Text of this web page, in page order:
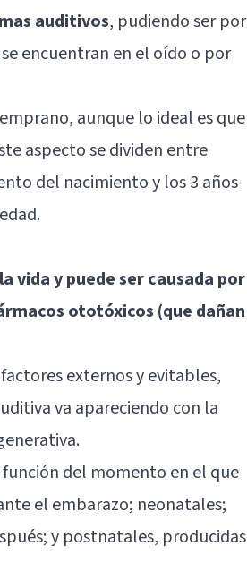
auditivos, pudiendo ser por
encuentran en el oído o por
aunque lo ideal es que
aspecto se dividen entre
del nacimiento y los 3 años
vida y puede ser causada por
ototóxicos (que dañan
externos y evitables,
va apareciendo con la
del momento en el que
el embarazo; neonatales;
y postnatales, producidas